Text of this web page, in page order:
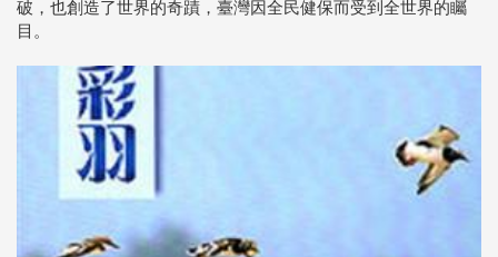
破，也創造了世界的奇蹟，臺灣因全民健保而受到全世界的矚
目。